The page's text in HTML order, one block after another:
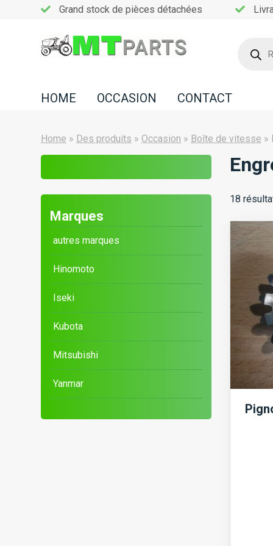
Occasion
Grand stock de pièces détachées
produits
HOME OCCASION CONTACT
Home » Des produits » Occasion » Boîte de vitesse »
Marques
autres marques
Hinomoto
Iseki
Kubota
Mitsubishi
Yanmar
18